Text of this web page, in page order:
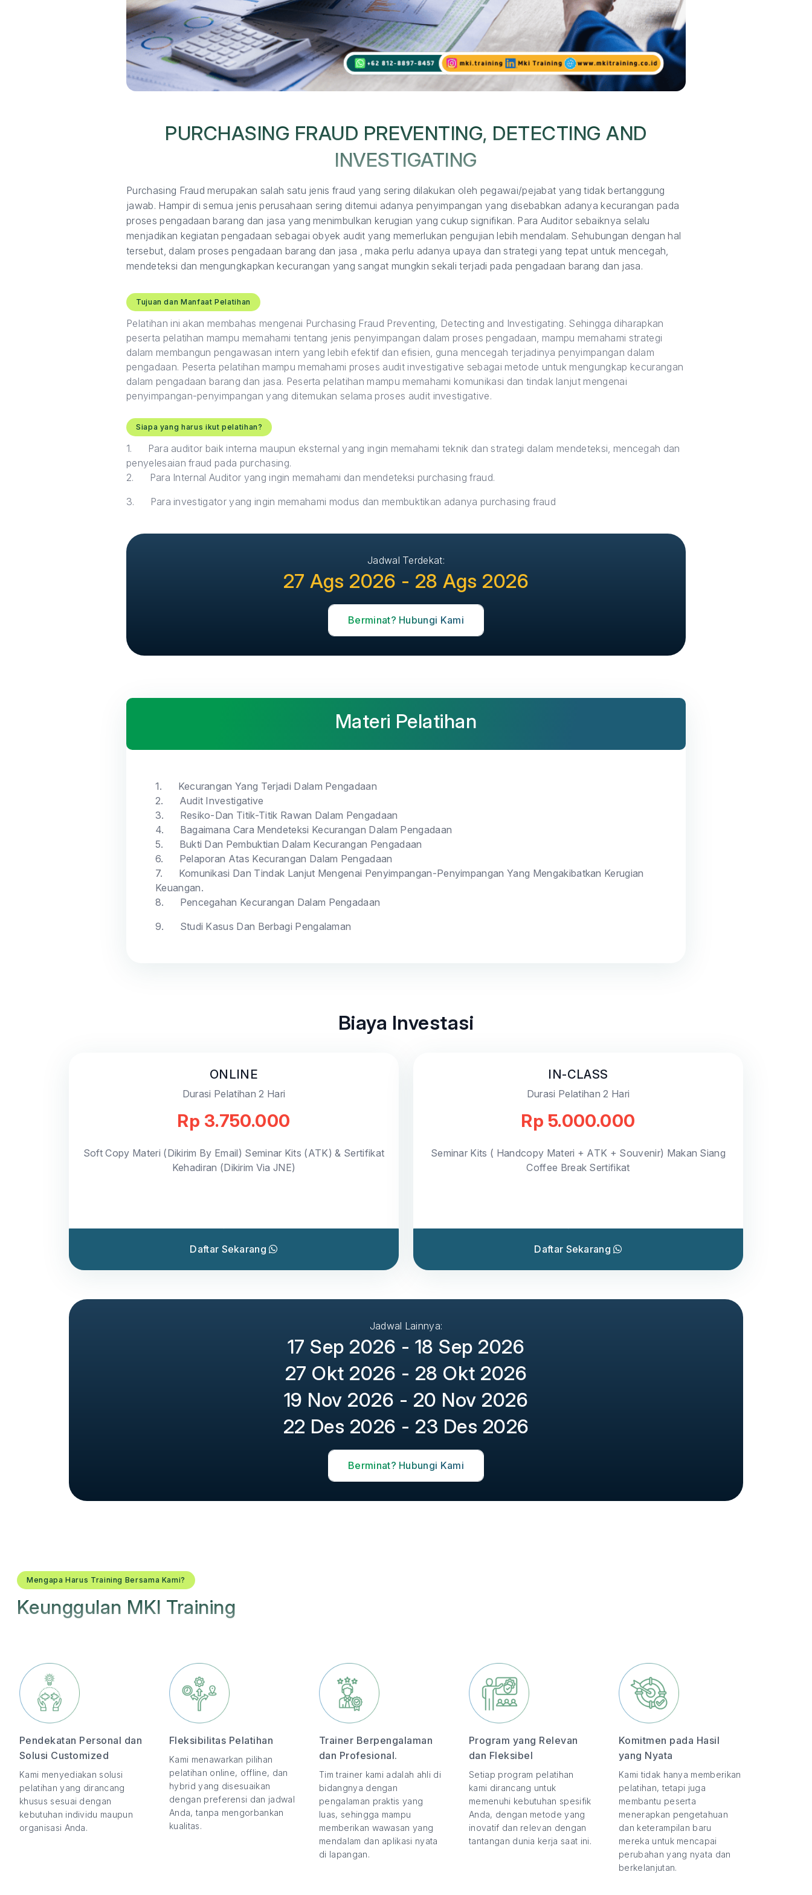
PURCHASING FRAUD PREVENTING, DETECTING AND
INVESTIGATING
Purchasing Fraud merupakan salah satu jenis fraud yang sering dilakukan oleh pegawai/pejabat yang tidak bertanggung
jawab. Hampir di semua jenis perusahaan sering ditemui adanya penyimpangan yang disebabkan adanya kecurangan pada
proses pengadaan barang dan jasa yang menimbulkan kerugian yang cukup signifikan. Para Auditor sebaiknya selalu
menjadikan kegiatan pengadaan sebagai obyek audit yang memerlukan pengujian lebih mendalam. Sehubungan dengan hal
tersebut, dalam proses pengadaan barang dan jasa , maka perlu adanya upaya dan strategi yang tepat untuk mencegah,
mendeteksi dan mengungkapkan kecurangan yang sangat mungkin sekali terjadi pada pengadaan barang dan jasa.
Tujuan dan Manfaat Pelatihan
Pelatihan ini akan membahas mengenai Purchasing Fraud Preventing, Detecting and Investigating. Sehingga diharapkan
peserta pelatihan mampu memahami tentang jenis penyimpangan dalam proses pengadaan, mampu memahami strategi
dalam membangun pengawasan intern yang lebih efektif dan efisien, guna mencegah terjadinya penyimpangan dalam
pengadaan. Peserta pelatihan mampu memahami proses audit investigative sebagai metode untuk mengungkap kecurangan
dalam pengadaan barang dan jasa. Peserta pelatihan mampu memahami komunikasi dan tindak lanjut mengenai
penyimpangan-penyimpangan yang ditemukan selama proses audit investigative.
Siapa yang harus ikut pelatihan?
1.
Para auditor baik interna maupun eksternal yang ingin memahami teknik dan strategi dalam mendeteksi, mencegah dan
penyelesaian fraud pada purchasing.
2.
Para Internal Auditor yang ingin memahami dan mendeteksi purchasing fraud.
3.
Para investigator yang ingin memahami modus dan membuktikan adanya purchasing fraud
Jadwal Terdekat:
27 Ags 2026 - 28 Ags 2026
Berminat? Hubungi Kami
Materi Pelatihan
1.
Kecurangan Yang Terjadi Dalam Pengadaan
2.
Audit Investigative
3.
Resiko-Dan Titik-Titik Rawan Dalam Pengadaan
4.
Bagaimana Cara Mendeteksi Kecurangan Dalam Pengadaan
5.
Bukti Dan Pembuktian Dalam Kecurangan Pengadaan
6.
Pelaporan Atas Kecurangan Dalam Pengadaan
7.
Komunikasi Dan Tindak Lanjut Mengenai Penyimpangan-Penyimpangan Yang Mengakibatkan Kerugian
Keuangan.
8.
Pencegahan Kecurangan Dalam Pengadaan
9.
Studi Kasus Dan Berbagi Pengalaman
Biaya Investasi
ONLINE
Durasi Pelatihan 2 Hari
Rp 3.750.000
Soft Copy Materi (Dikirim By Email) Seminar Kits (ATK) & Sertifikat
Kehadiran (Dikirim Via JNE)
Daftar Sekarang
IN-CLASS
Durasi Pelatihan 2 Hari
Rp 5.000.000
Seminar Kits ( Handcopy Materi + ATK + Souvenir) Makan Siang
Coffee Break Sertifikat
Daftar Sekarang
Jadwal Lainnya:
17 Sep 2026 - 18 Sep 2026
27 Okt 2026 - 28 Okt 2026
19 Nov 2026 - 20 Nov 2026
22 Des 2026 - 23 Des 2026
Berminat? Hubungi Kami
Mengapa Harus Training Bersama Kami?
Keunggulan MKI Training
Pendekatan Personal dan
Solusi Customized
Kami menyediakan solusi
pelatihan yang dirancang
khusus sesuai dengan
kebutuhan individu maupun
organisasi Anda.
Fleksibilitas Pelatihan
Kami menawarkan pilihan
pelatihan online, offline, dan
hybrid yang disesuaikan
dengan preferensi dan jadwal
Anda, tanpa mengorbankan
kualitas.
Trainer Berpengalaman
dan Profesional.
Tim trainer kami adalah ahli di
bidangnya dengan
pengalaman praktis yang
luas, sehingga mampu
memberikan wawasan yang
mendalam dan aplikasi nyata
di lapangan.
Program yang Relevan
dan Fleksibel
Setiap program pelatihan
kami dirancang untuk
memenuhi kebutuhan spesifik
Anda, dengan metode yang
inovatif dan relevan dengan
tantangan dunia kerja saat ini.
Komitmen pada Hasil
yang Nyata
Kami tidak hanya memberikan
pelatihan, tetapi juga
membantu peserta
menerapkan pengetahuan
dan keterampilan baru
mereka untuk mencapai
perubahan yang nyata dan
berkelanjutan.